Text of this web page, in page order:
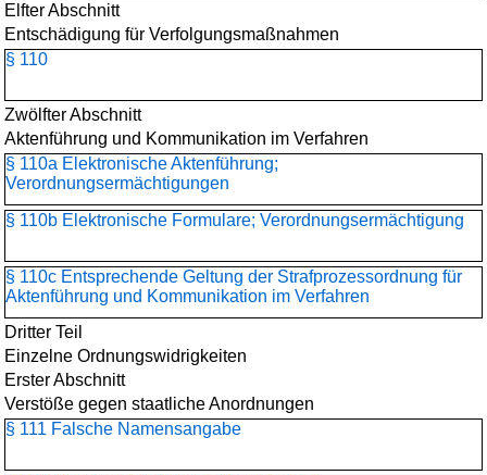
Elfter Abschnitt
Entschädigung für Verfolgungsmaßnahmen
§ 110
Zwölfter Abschnitt
Aktenführung und Kommunikation im Verfahren
§ 110a Elektronische Aktenführung;
Verordnungsermächtigungen
§ 110b Elektronische Formulare; Verordnungsermächtigung
§ 110c Entsprechende Geltung der Strafprozessordnung für
Aktenführung und Kommunikation im Verfahren
Dritter Teil
Einzelne Ordnungswidrigkeiten
Erster Abschnitt
Verstöße gegen staatliche Anordnungen
§ 111 Falsche Namensangabe